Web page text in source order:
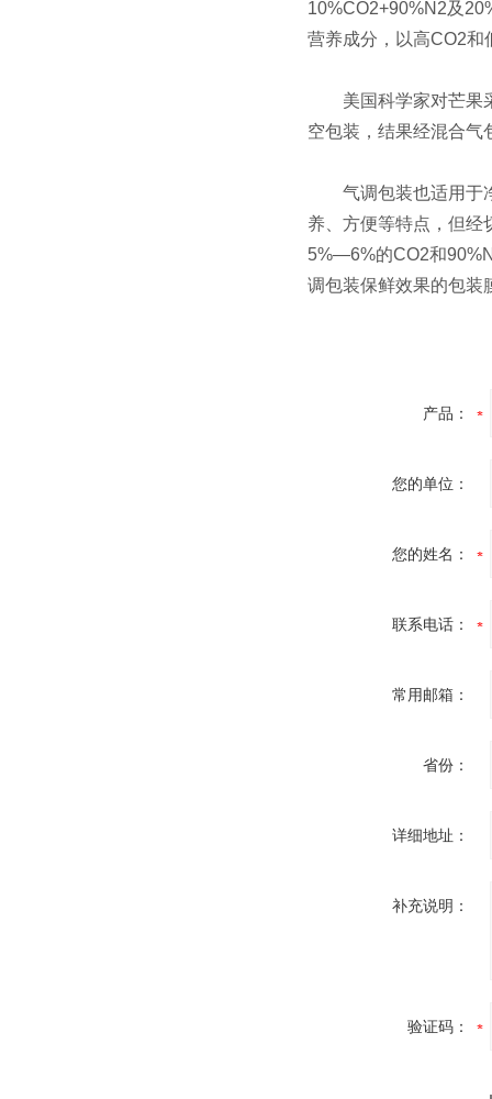
10%CO2+90%N2及
营养成分，以高CO2
美国科学家对芒果采
空包装，结果经混合气
气调包装也适用于净
养、方便等特点，但
5%—6%的CO2和
调包装保鲜效果的包装
产品：
您的单位：
您的姓名：
联系电话：
常用邮箱：
省份：
详细地址：
补充说明：
验证码：